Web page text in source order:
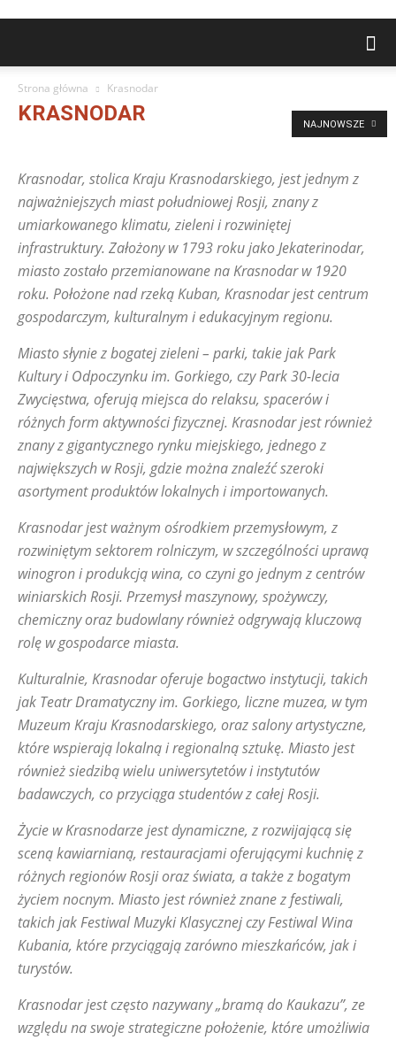
Strona główna Krasnodar
KRASNODAR
Azerbejdżan
Barnauł
Góry, Jeziora, Rzeki, Parki
Gospodarka, Przemysł, Ekonomia
Gruzja
Historia, Kultura, Sztuka
Inne tematy Irkuck Iżewsk
Jekaterynburg
Język Rosyjski Kazachstan
Kazań
Kirgistan (Kirgizja)
Krasnodar Krasnojarsk
Królewiec
Machaczkała
Mołdawia Moskwa
Naddniestrze
Niżny Nowogród
Nowosybirsk Omsk
Orenburg
Osetia Południowa
Perm Petersburg
Pytania od czytelników
Saratów
Strefa Czytelników Tadżykistan Tiumeń
Togliatti
Tomsk
Turkmenistan Ufa Ukraina Uljanowsk
Uzbekistan
Władywostok
Wołgograd Woroneż
Krasnodar, stolica Kraju Krasnodarskiego, jest jednym z
najważniejszych miast południowej Rosji, znany z
umiarkowanego klimatu, zieleni i rozwiniętej
infrastruktury. Założony w 1793 roku jako Jekaterinodar,
miasto zostało przemianowane na Krasnodar w 1920
roku. Położone nad rzeką Kuban, Krasnodar jest centrum
gospodarczym, kulturalnym i edukacyjnym regionu.
Miasto słynie z bogatej zieleni – parki, takie jak Park
Kultury i Odpoczynku im. Gorkiego, czy Park 30-lecia
Zwycięstwa, oferują miejsca do relaksu, spacerów i
różnych form aktywności fizycznej. Krasnodar jest również
znany z gigantycznego rynku miejskiego, jednego z
największych w Rosji, gdzie można znaleźć szeroki
asortyment produktów lokalnych i importowanych.
Krasnodar jest ważnym ośrodkiem przemysłowym, z
rozwiniętym sektorem rolniczym, w szczególności uprawą
winogron i produkcją wina, co czyni go jednym z centrów
winiarskich Rosji. Przemysł maszynowy, spożywczy,
chemiczny oraz budowlany również odgrywają kluczową
rolę w gospodarce miasta.
Kulturalnie, Krasnodar oferuje bogactwo instytucji, takich
jak Teatr Dramatyczny im. Gorkiego, liczne muzea, w tym
Muzeum Kraju Krasnodarskiego, oraz salony artystyczne,
które wspierają lokalną i regionalną sztukę. Miasto jest
również siedzibą wielu uniwersytetów i instytutów
badawczych, co przyciąga studentów z całej Rosji.
Życie w Krasnodarze jest dynamiczne, z rozwijającą się
sceną kawiarnianą, restauracjami oferującymi kuchnię z
różnych regionów Rosji oraz świata, a także z bogatym
życiem nocnym. Miasto jest również znane z festiwali,
takich jak Festiwal Muzyki Klasycznej czy Festiwal Wina
Kubania, które przyciągają zarówno mieszkańców, jak i
turystów.
Krasnodar jest często nazywany „bramą do Kaukazu”, ze
względu na swoje strategiczne położenie, które umożliwia
NAJNOWSZE